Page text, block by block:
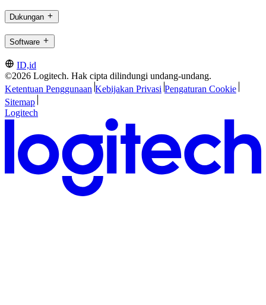
Dukungan
Software
ID,id
©2026 Logitech. Hak cipta dilindungi undang-undang.
Ketentuan Penggunaan Kebijakan Privasi Pengaturan Cookie
Sitemap
Logitech